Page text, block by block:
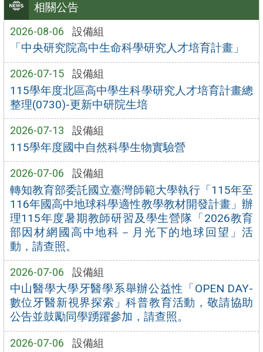
相關公告
2026-08-06 設備組
「中央研究院高中生命科學研究人才培育計畫」
2026-07-15 設備組
115學年度北區高中學生科學研究人才培育計畫總
整理(0730)-更新中研院生培
2026-07-13 設備組
115學年度國中自然科學生物實驗營
2026-07-06 設備組
轉知教育部委託國立臺灣師範大學執行「115年至
116年國高中地球科學適性教學教材開發計畫」辦
理115年度暑期教師研習及學生營隊「2026教育
部因材網國高中地科－月光下的地球回望」活
動，請查照。
2026-07-06 設備組
中山醫學大學牙醫學系舉辦公益性「OPEN DAY-
數位牙醫新視界探索」科普教育活動，敬請協助
公告並鼓勵同學踴躍參加，請查照。
2026-07-06 設備組